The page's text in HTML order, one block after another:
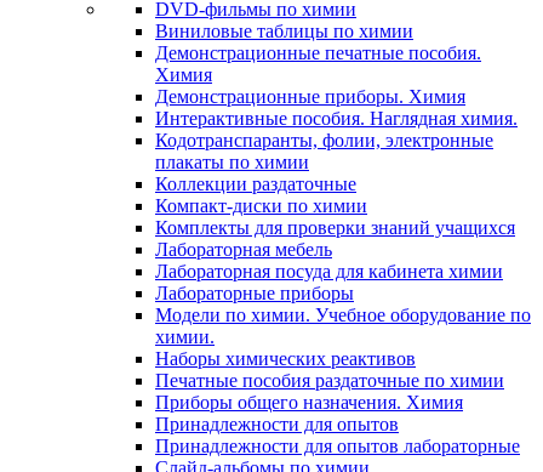
DVD-фильмы по химии
Виниловые таблицы по химии
Демонстрационные печатные пособия.
Химия
Демонстрационные приборы. Химия
Интерактивные пособия. Наглядная химия.
Кодотранспаранты, фолии, электронные
плакаты по химии
Коллекции раздаточные
Компакт-диски по химии
Комплекты для проверки знаний учащихся
Лабораторная мебель
Лабораторная посуда для кабинета химии
Лабораторные приборы
Модели по химии. Учебное оборудование по
химии.
Наборы химических реактивов
Печатные пособия раздаточные по химии
Приборы общего назначения. Химия
Принадлежности для опытов
Принадлежности для опытов лабораторные
Слайд-альбомы по химии